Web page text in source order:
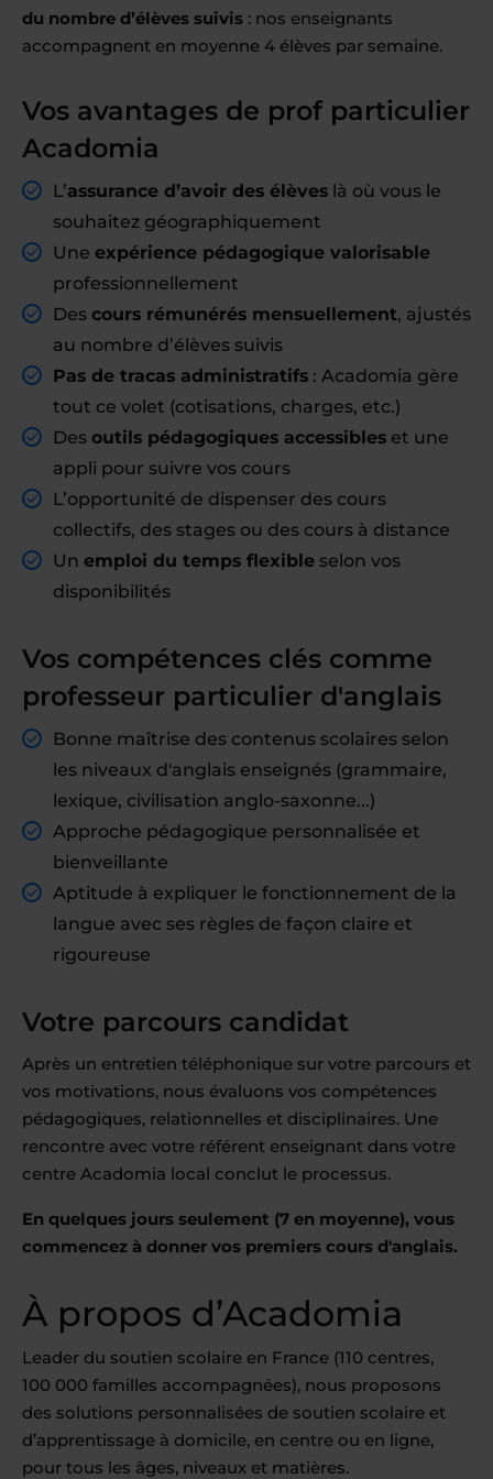
du nombre d’élèves suivis : nos enseignants
accompagnent en moyenne 4 élèves par semaine.
Vos avantages de prof particulier
Acadomia
L’assurance d’avoir des élèves là où vous le
souhaitez géographiquement
Une expérience pédagogique valorisable
professionnellement
Des cours rémunérés mensuellement, ajustés
au nombre d’élèves suivis
Pas de tracas administratifs : Acadomia gère
tout ce volet (cotisations, charges, etc.)
Des outils pédagogiques accessibles et une
appli pour suivre vos cours
L’opportunité de dispenser des cours
collectifs, des stages ou des cours à distance
Un emploi du temps flexible selon vos
disponibilités
Vos compétences clés comme
professeur particulier d'anglais
Bonne maîtrise des contenus scolaires selon
les niveaux d'anglais enseignés (grammaire,
lexique, civilisation anglo-saxonne...)
Approche pédagogique personnalisée et
bienveillante
Aptitude à expliquer le fonctionnement de la
langue avec ses règles de façon claire et
rigoureuse
Votre parcours candidat
Après un entretien téléphonique sur votre parcours et
vos motivations, nous évaluons vos compétences
pédagogiques, relationnelles et disciplinaires. Une
rencontre avec votre référent enseignant dans votre
centre Acadomia local conclut le processus.
En quelques jours seulement (7 en moyenne), vous
commencez à donner vos premiers cours d'anglais.
À propos d’Acadomia
Leader du soutien scolaire en France (110 centres,
100 000 familles accompagnées), nous proposons
des solutions personnalisées de soutien scolaire et
d’apprentissage à domicile, en centre ou en ligne,
pour tous les âges, niveaux et matières.